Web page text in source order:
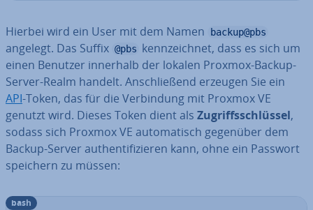
Hierbei wird ein User mit dem Namen backup@pbs
angelegt. Das Suffix @pbs kenn­zeich­net, dass es sich um
einen Benutzer innerhalb der lokalen Proxmox-Backup-
Server-Realm handelt. An­schlie­ßend erzeugen Sie ein
API-Token, das für die Ver­bin­dung mit Proxmox VE
genutzt wird. Dieses Token dient als Zu­griffs­schlüs­sel,
sodass sich Proxmox VE au­to­ma­tisch gegenüber dem
Backup-Server au­then­ti­fi­zie­ren kann, ohne ein Passwort
speichern zu müssen:
bash